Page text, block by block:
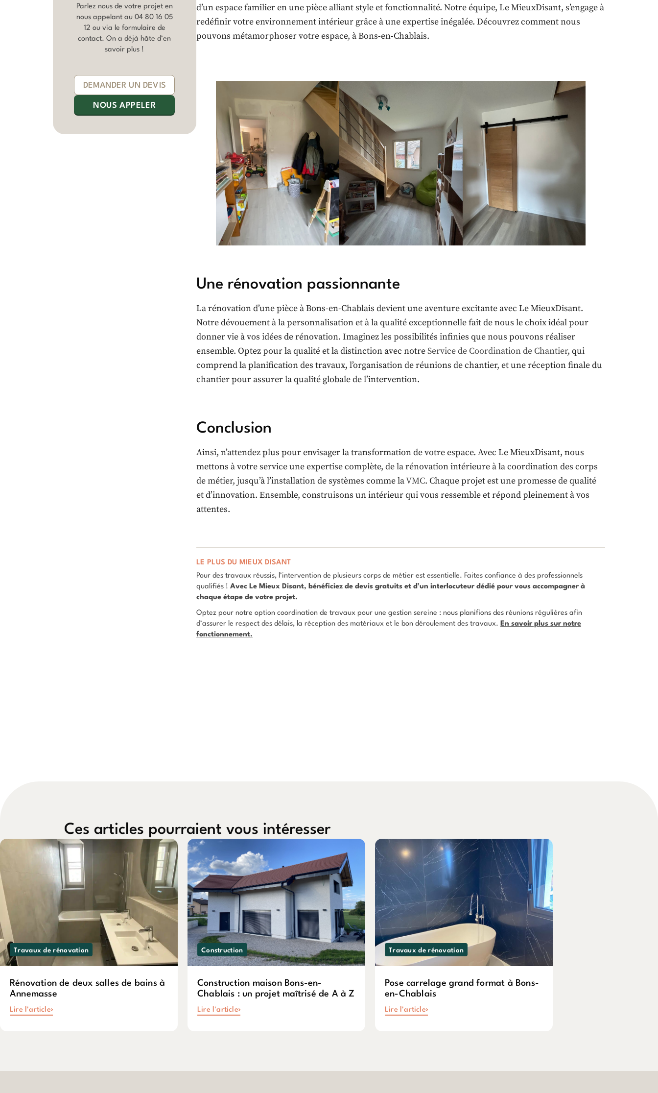
Parlez nous de votre projet en
nous appelant au 04 80 16 05
12 ou via le formulaire de
contact. On a déjà hâte d’en
savoir plus !
DEMANDER UN DEVIS
NOUS APPELER
d’un espace familier en une pièce alliant style et fonctionnalité. Notre équipe, Le MieuxDisant, s’engage à
redéfinir votre environnement intérieur grâce à une expertise inégalée. Découvrez comment nous
pouvons métamorphoser votre espace, à Bons-en-Chablais.
Une rénovation passionnante
La rénovation d’une pièce à Bons-en-Chablais devient une aventure excitante avec Le MieuxDisant.
Notre dévouement à la personnalisation et à la qualité exceptionnelle fait de nous le choix idéal pour
donner vie à vos idées de rénovation. Imaginez les possibilités infinies que nous pouvons réaliser
ensemble. Optez pour la qualité et la distinction avec notreService de Coordination de Chantier, qui
comprend la planification des travaux, l’organisation de réunions de chantier, et une réception finale du
chantier pour assurer la qualité globale de l’intervention.
Conclusion
Ainsi, n’attendez plus pour envisager la transformation de votre espace. Avec Le MieuxDisant, nous
mettons à votre service une expertise complète, de la rénovation intérieure à la coordination des corps
de métier, jusqu’à l’installation de systèmes comme laVMC. Chaque projet est une promesse de qualité
et d’innovation. Ensemble, construisons un intérieur qui vous ressemble et répond pleinement à vos
attentes.
LE PLUS DU MIEUX DISANT
Pour des travaux réussis, l’intervention de plusieurs corps de métier est essentielle. Faites confiance à des professionnels
qualifiés !Avec Le Mieux Disant, bénéficiez de devis gratuits et d’un interlocuteur dédié pour vous accompagner à
chaque étape de votre projet.
Optez pour notre option coordination de travaux pour une gestion sereine : nous planifions des réunions régulières afin
d’assurer le respect des délais, la réception des matériaux et le bon déroulement des travaux. En savoir plus sur notre
fonctionnement.
Ces articles pourraient vous intéresser
Travaux de rénovation
Rénovation de deux salles de bains à
Annemasse
Lire l'article
Construction
Construction maison Bons-en-
Chablais : un projet maîtrisé de A à Z
Lire l'article
Travaux de rénovation
Pose carrelage grand format à Bons-
en-Chablais
Lire l'article